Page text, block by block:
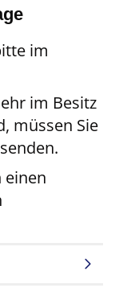
im
im Besitz
müssen Sie
einen